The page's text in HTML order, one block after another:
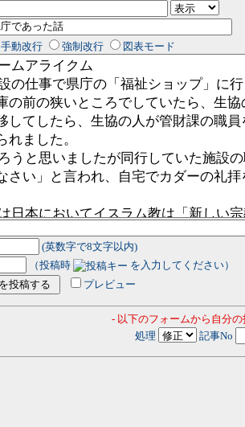
手動改行 強制改行 図表モード
(英数字で8文字以内)
（投稿時
を入力してください）
プレビュー
- 以下のフォームから自分
処理
記事No